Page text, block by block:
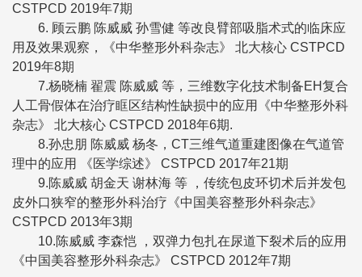
CSTPCD 2019年7期
6. 顾云鹏 陈威威 孙雪健 等改良臂部吸脂术式的临床应
用及效果观察，《中华整形外科杂志》 北大核心 CSTPCD
2019年8期
7.杨晓楠 翟震 陈威威 等，三维数字化技术制备EH复合
人工骨假体在治疗眶区结构性缺损中的应用《中华整形外科
杂志》 北大核心 CSTPCD 2018年6期.
8.孙忠朋 陈威威 杨冬，CT三维气道重建图像在气道管
理中的应用 《医学综述》 CSTPCD 2017年21期
9.陈威威 胡金天 谢林海 等 ，传统包皮环切术后并发包
皮外口狭窄的整形外科治疗《中国美容整形外科杂志》
CSTPCD 2013年3期
10.陈威威 李森恺 ，双弹力包扎在尿道下裂术后的应用
《中国美容整形外科杂志》 CSTPCD 2012年7期